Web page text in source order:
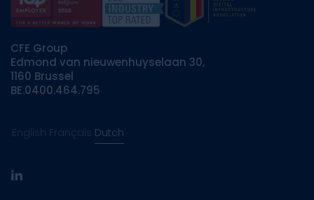
CFE Group
Edmond van nieuwenhuyselaan 30,
1160 Brussel
BE.0400.464.795
English Français Dutch
linkedin